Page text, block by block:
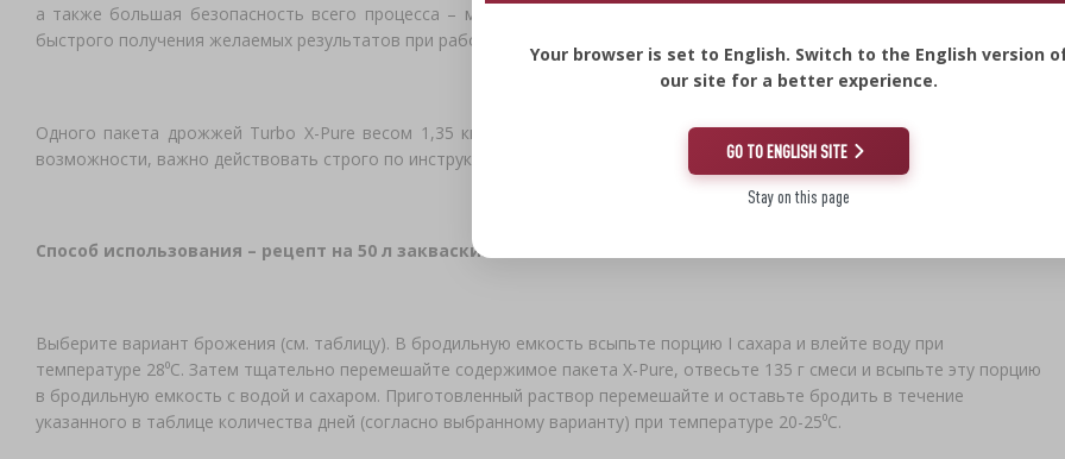
а также большая безопасность всего процесса – меньшая вероятность остановки брожения и более простой способ
быстрого получения желаемых результатов при работе с сахарными заквасками.
Одного пакета дрожжей Turbo X-Pure весом 1,35 кг хватит на 10 заквасок по 25 л. Чтобы дрожжи раскрыли все свои
возможности, важно действовать строго по инструкции, указанной на упаковке.
Способ использования – рецепт на 50 л закваски:
Выберите вариант брожения (см. таблицу). В бродильную емкость всыпьте порцию I сахара и влейте воду при
температуре 28⁰С. Затем тщательно перемешайте содержимое пакета X-Pure, отвесьте 135 г смеси и всыпьте эту порцию
в бродильную емкость с водой и сахаром. Приготовленный раствор перемешайте и оставьте бродить в течение
указанного в таблице количества дней (согласно выбранному варианту) при температуре 20-25⁰С.
Your browser is set to English. Switch to the English version
our site for a better experience.
GO TO ENGLISH SITE
Stay on this page